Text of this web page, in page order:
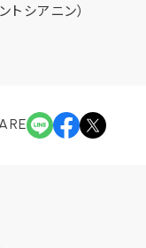
シアニン）